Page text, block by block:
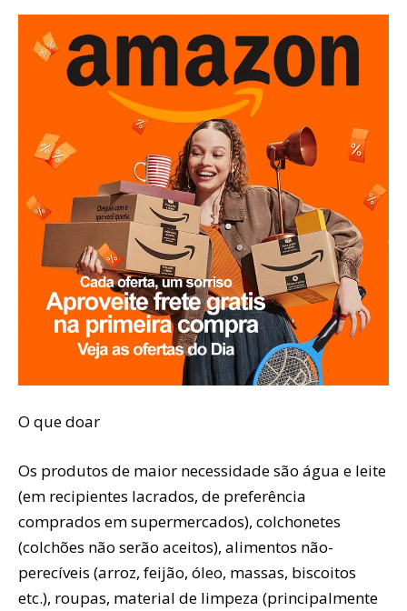
O que doar
Os produtos de maior necessidade são água e leite
(em recipientes lacrados, de preferência
comprados em supermercados), colchonetes
(colchões não serão aceitos), alimentos não-
perecíveis (arroz, feijão, óleo, massas, biscoitos
etc.), roupas, material de limpeza (principalmente